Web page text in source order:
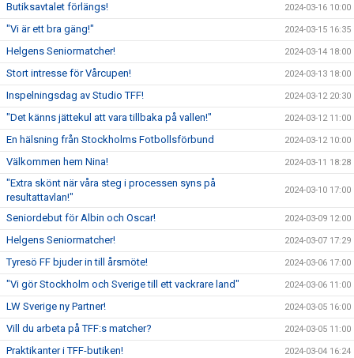
Butiksavtalet förlängs! 2024-03-16 10:00
"Vi är ett bra gäng!" 2024-03-15 16:35
Helgens Seniormatcher! 2024-03-14 18:00
Stort intresse för Vårcupen! 2024-03-13 18:00
Inspelningsdag av Studio TFF! 2024-03-12 20:30
"Det känns jättekul att vara tillbaka på vallen!" 2024-03-12 11:00
En hälsning från Stockholms Fotbollsförbund 2024-03-12 10:00
Välkommen hem Nina! 2024-03-11 18:28
"Extra skönt när våra steg i processen syns på
resultattavlan!"
2024-03-10 17:00
Seniordebut för Albin och Oscar! 2024-03-09 12:00
Helgens Seniormatcher! 2024-03-07 17:29
Tyresö FF bjuder in till årsmöte! 2024-03-06 17:00
"Vi gör Stockholm och Sverige till ett vackrare land" 2024-03-06 11:00
LW Sverige ny Partner! 2024-03-05 16:00
Vill du arbeta på TFF:s matcher? 2024-03-05 11:00
Praktikanter i TFF-butiken! 2024-03-04 16:24